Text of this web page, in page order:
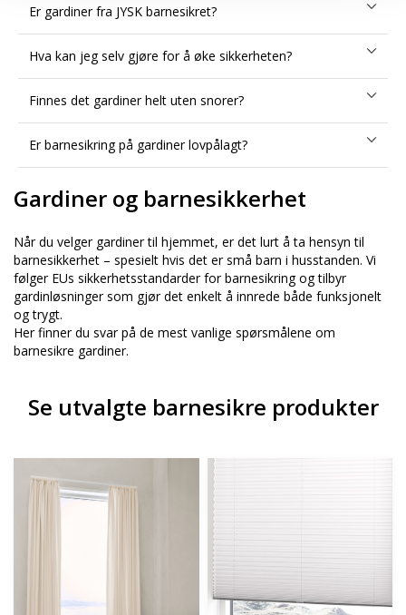
Gardiner og barnesikkerhet
Når du velger gardiner til hjemmet, er det lurt å ta hensyn til
barnesikkerhet – spesielt hvis det er små barn i husstanden. Vi
følger EUs sikkerhetsstandarder for barnesikring og tilbyr
gardinløsninger som gjør det enkelt å innrede både funksjonelt
og trygt.
Her finner du svar på de mest vanlige spørsmålene om
barnesikre gardiner.
Er gardiner fra JYSK barnesikret?
Hva kan jeg selv gjøre for å øke sikkerheten?
Finnes det gardiner helt uten snorer?
Er barnesikring på gardiner lovpålagt?
Se utvalgte barnesikre produkter